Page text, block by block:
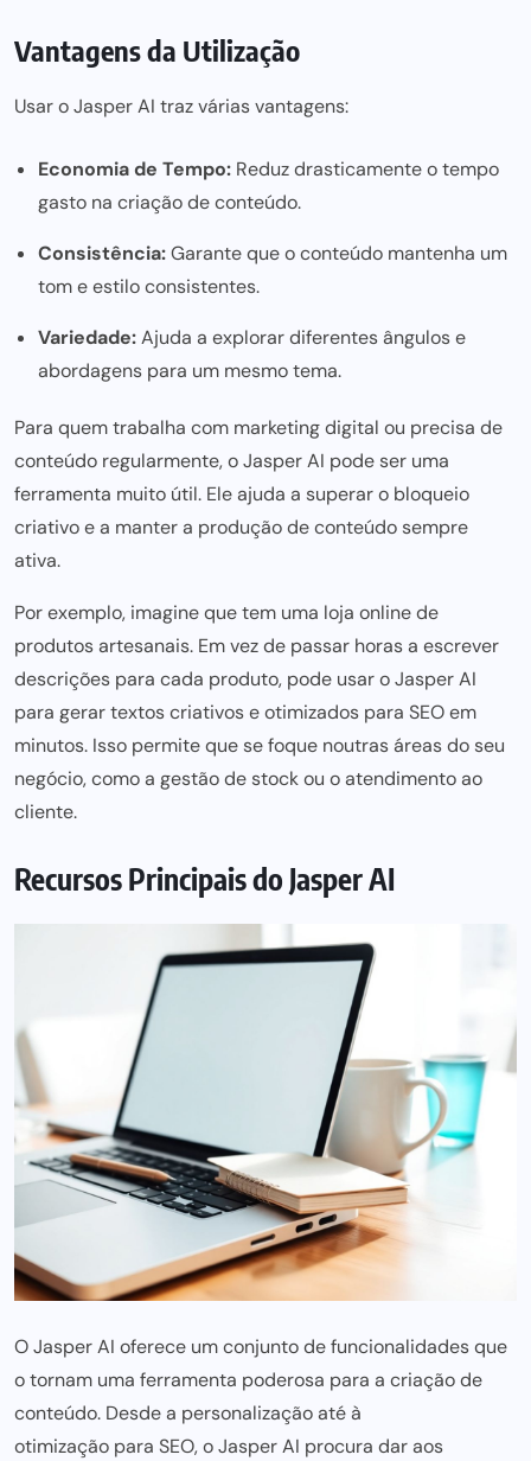
Vantagens da Utilização
Usar o Jasper AI traz várias vantagens:
Economia de Tempo: Reduz drasticamente o tempo
gasto na criação de conteúdo.
Consistência:Garante que o conteúdo mantenha um
tom e estilo consistentes.
Variedade:Ajuda a explorar diferentes ângulos e
abordagens para um mesmo tema.
Para quem trabalha com marketing digital ou precisa de
conteúdo regularmente, o Jasper AI pode ser uma
ferramenta muito útil. Ele ajuda a superar o bloqueio
criativo e a manter a produção de conteúdo sempre
ativa.
Por exemplo, imagine que tem uma loja online de
produtos artesanais. Em vez de passar horas a escrever
descrições para cada produto, pode usar o Jasper AI
para gerar textos criativos e otimizados para SEO em
minutos. Isso permite que se foque noutras áreas do seu
negócio, como a gestão de stock ou o atendimento ao
cliente.
Recursos Principais do Jasper AI
O Jasper AI oferece um conjunto defuncionalidadesque
o tornam uma ferramenta poderosa para a criação de
conteúdo. Desde a personalização até à
otimização para SEO, o Jasper AI procura dar aos